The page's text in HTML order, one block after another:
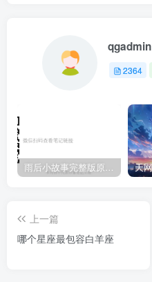
qgadmin
2364
雨后小故事完整版原片动态图（图+文字解说版）
上一篇
哪个星座最包容白羊座